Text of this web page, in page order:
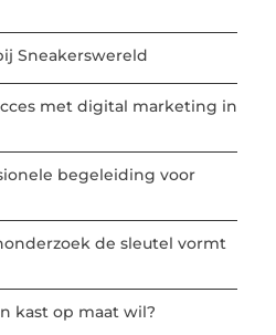
Sneakerswereld
met digital marketing in
begeleiding voor
de sleutel vormt
kast op maat wil?